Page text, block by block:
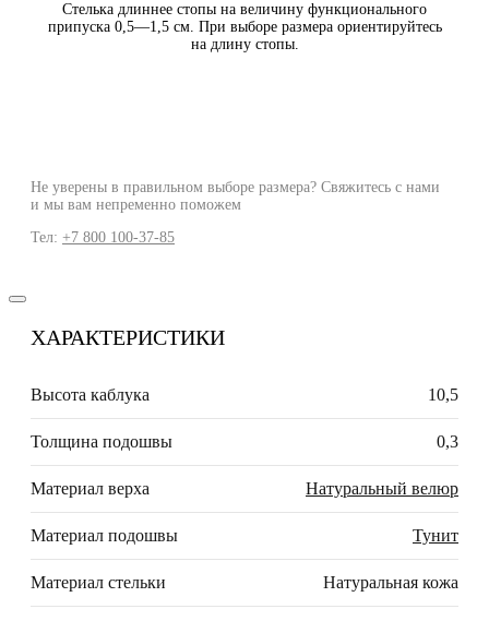
Стелька длиннее стопы на величину функционального
припуска 0,5—1,5 см. При выборе размера ориентируйтесь
на длину стопы.
Не уверены в правильном выборе размера? Свяжитесь с нами
и мы вам непременно поможем
Тел: +7 800 100-37-85
ХАРАКТЕРИСТИКИ
Высота каблука 10,5
Толщина подошвы 0,3
Материал верха Натуральный велюр
Материал подошвы Тунит
Материал стельки Натуральная кожа